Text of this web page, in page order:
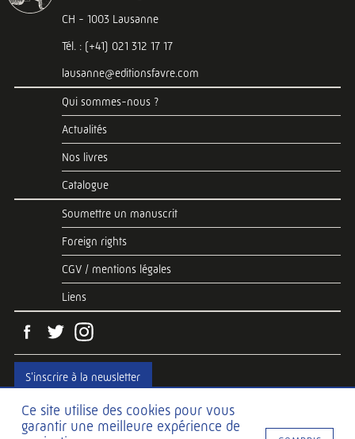
CH - 1003 Lausanne
Tél. : (+41) 021 312 17 17
lausanne@editionsfavre.com
Qui sommes-nous ?
Actualités
Nos livres
Catalogue
Soumettre un manuscrit
Foreign rights
CGV / mentions légales
Liens
S'inscrire à la newsletter
Web developmentHawaii Interactive
Ce site utilise des cookies pour vous
garantir une meilleure expérience de